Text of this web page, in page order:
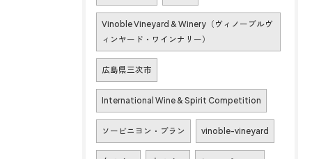
Vinoble Vineyard & Winery（ヴィノーブルヴ
ィンヤード・ワインナリー）
広島県三次市
International Wine & Spirit Competition
ソービニヨン・ブラン vinoble-vineyard